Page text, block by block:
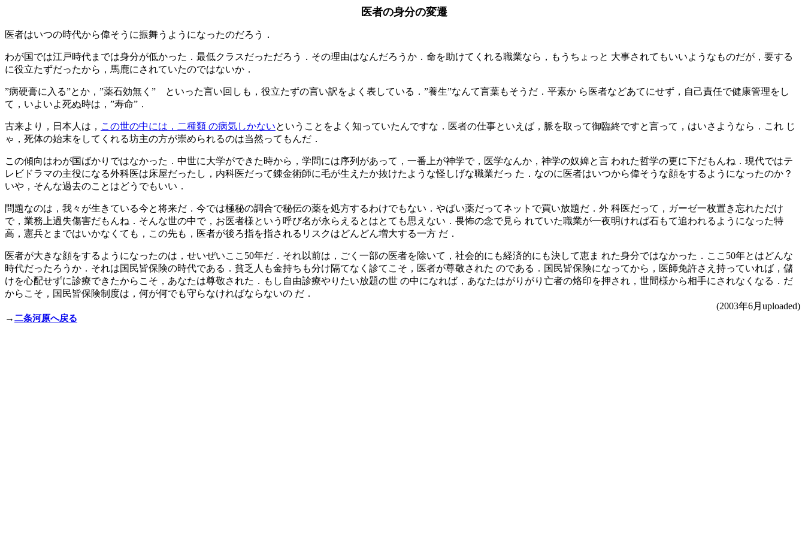
医者の身分の変遷
医者はいつの時代から偉そうに振舞うようになったのだろう．
わが国では江戸時代までは身分が低かった．最低クラスだっただろう．その理由はなんだろうか．命を助けてくれる職業なら，もうちょっと 大事されてもいいようなものだが，要する
に役立たずだったから，馬鹿にされていたのではないか．
”病硬膏に入る”とか，”薬石効無く” といった言い回しも，役立たずの言い訳をよく表している．”養生”なんて言葉もそうだ．平素か ら医者などあてにせず，自己責任で健康管理をし
て，いよいよ死ぬ時は，”寿命”．
古来より，日本人は， この世の中には，二種類 の病気しかないということをよく知っていたんですな．医者の仕事といえば，脈を取って御臨終ですと言って，はいさようなら．これ じ
ゃ，死体の始末をしてくれる坊主の方が崇められるのは当然ってもんだ．
この傾向はわが国ばかりではなかった．中世に大学ができた時から，学問には序列があって，一番上が神学で，医学なんか，神学の奴婢と言 われた哲学の更に下だもんね．現代ではテ
レビドラマの主役になる外科医は床屋だったし，内科医だって錬金術師に毛が生えたか抜けたような怪しげな職業だっ た．なのに医者はいつから偉そうな顔をするようになったのか？
いや，そんな過去のことはどうでもいい．
問題なのは，我々が生きている今と将来だ．今では極秘の調合で秘伝の薬を処方するわけでもない．やばい薬だってネットで買い放題だ．外 科医だって，ガーゼ一枚置き忘れただけ
で，業務上過失傷害だもんね．そんな世の中で，お医者様という呼び名が永らえるとはとても思えない．畏怖の念で見ら れていた職業が一夜明ければ石もて追われるようになった特
高，憲兵とまではいかなくても，この先も，医者が後ろ指を指されるリスクはどんどん増大する一方 だ．
医者が大きな顔をするようになったのは，せいぜいここ50年だ．それ以前は，ごく一部の医者を除いて，社会的にも経済的にも決して恵ま れた身分ではなかった．ここ50年とはどんな
時代だったろうか．それは国民皆保険の時代である．貧乏人も金持ちも分け隔てなく診てこそ，医者が尊敬された のである．国民皆保険になってから，医師免許さえ持っていれば，儲
けを心配せずに診療できたからこそ，あなたは尊敬された．もし自由診療やりたい放題の世 の中になれば，あなたはがりがり亡者の烙印を押され，世間様から相手にされなくなる．だ
からこそ，国民皆保険制度は，何が何でも守らなければならないの だ．
(2003年6月uploaded)
→二条河原へ戻る